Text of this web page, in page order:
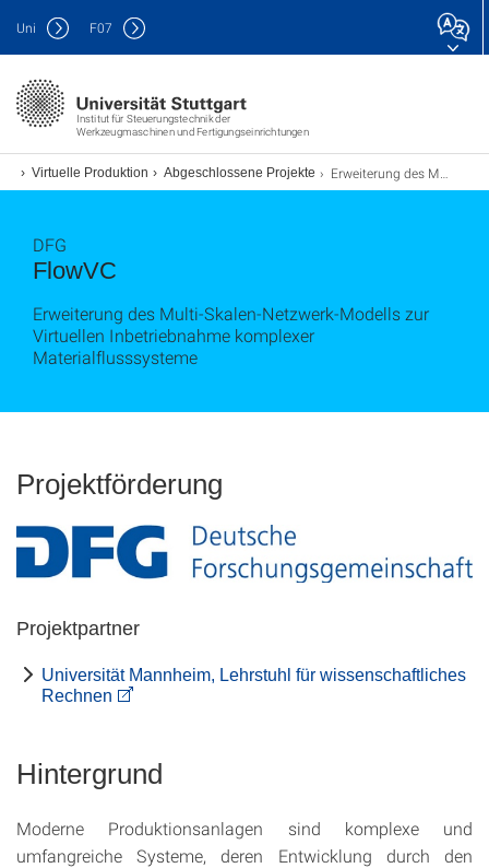
Institut für Steuerungstechnik der
Werkzeugmaschinen und Fertigungseinrichtungen
Uni F07
Virtuelle Produktion Abgeschlossene Projekte Erweiterung des Multi-Skalen-Netzwerk-Modells zur Virtuellen Inbetriebnahme komplexer Materialflusssysteme
FlowVC
DFG
Erweiterung des Multi-Skalen-Netzwerk-Modells zur
Virtuellen Inbetriebnahme komplexer
Materialflusssysteme
Projektförderung
Projektpartner
Universität Mannheim, Lehrstuhl für wissenschaftliches
Rechnen
Hintergrund
Moderne Produktionsanlagen sind komplexe und
umfangreiche Systeme, deren Entwicklung durch den